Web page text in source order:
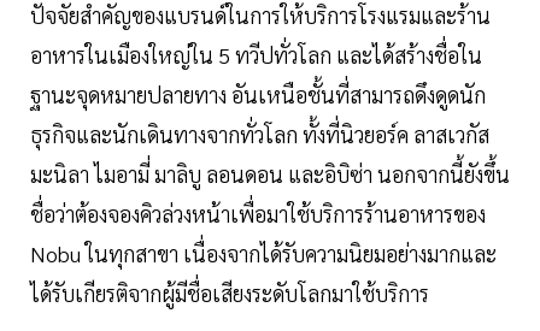
ปัจจัยสำคัญของแบรนด์ในการให้บริการโรงแรมและร้าน
อาหารในเมืองใหญ่ใน 5 ทวีปทั่วโลก และได้สร้างชื่อใน
ฐานะจุดหมายปลายทาง อันเหนือชั้นที่สามารถดึงดูดนัก
ธุรกิจและนักเดินทางจากทั่วโลก ทั้งที่นิวยอร์ค ลาสเวกัส
มะนิลา ไมอามี่ มาลิบู ลอนดอน และอิบิซ่า นอกจากนี้ยังขึ้น
ชื่อว่าต้องจองคิวล่วงหน้าเพื่อมาใช้บริการร้านอาหารของ
Nobu ในทุกสาขา เนื่องจากได้รับความนิยมอย่างมากและ
ได้รับเกียรติจากผู้มีชื่อเสียงระดับโลกมาใช้บริการ